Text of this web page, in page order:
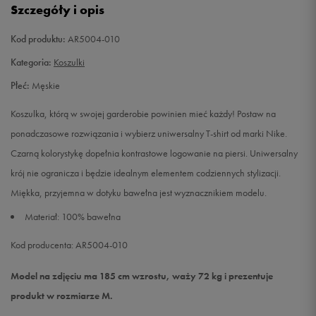
XL Powiadom o dostępności
XXXL Powiadom o dostępności
Szczegóły i opis
Kod produktu: AR5004-010
Kategoria: Koszulki
Płeć: Męskie
Koszulka, którą w swojej garderobie powinien mieć każdy! Postaw na
ponadczasowe rozwiązania i wybierz uniwersalny T-shirt od marki Nike.
Czarną kolorystykę dopełnia kontrastowe logowanie na piersi. Uniwersalny
krój nie ogranicza i będzie idealnym elementem codziennych stylizacji.
Miękka, przyjemna w dotyku bawełna jest wyznacznikiem modelu.
Materiał: 100% bawełna
Kod producenta: AR5004-010
Model na zdjęciu ma 185 cm wzrostu, waży 72 kg i prezentuje
produkt w rozmiarze M.